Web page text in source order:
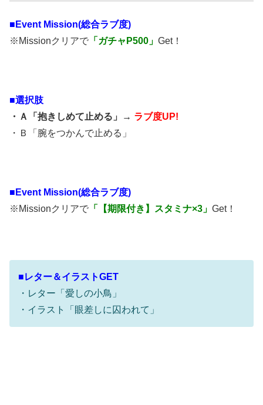
■ Event Mission(総合ラブ度)
※Missionクリアで 「ガチャP500」 Get！
■選択肢
・Ａ「抱きしめて止める」→ ラブ度UP!
・Ｂ「腕をつかんで止める」
■ Event Mission(総合ラブ度)
※Missionクリアで 「【期限付き】スタミナ×3」 Get！
■レター＆イラストGET
・レター「愛しの小鳥」
・イラスト「眼差しに囚われて」